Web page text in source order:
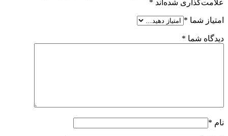
علامت‌گذاری شده‌اند *
امتیاز شما *
دیدگاه شما *
نام *